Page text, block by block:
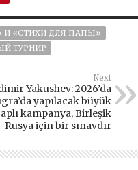
И «СТИХИ ДЛЯ ПАПЫ»
ТУРНИР
Next
Yakushev: 2026’da
yapılacak büyük
kampanya, Birleşik
Rusya için bir sınavdır